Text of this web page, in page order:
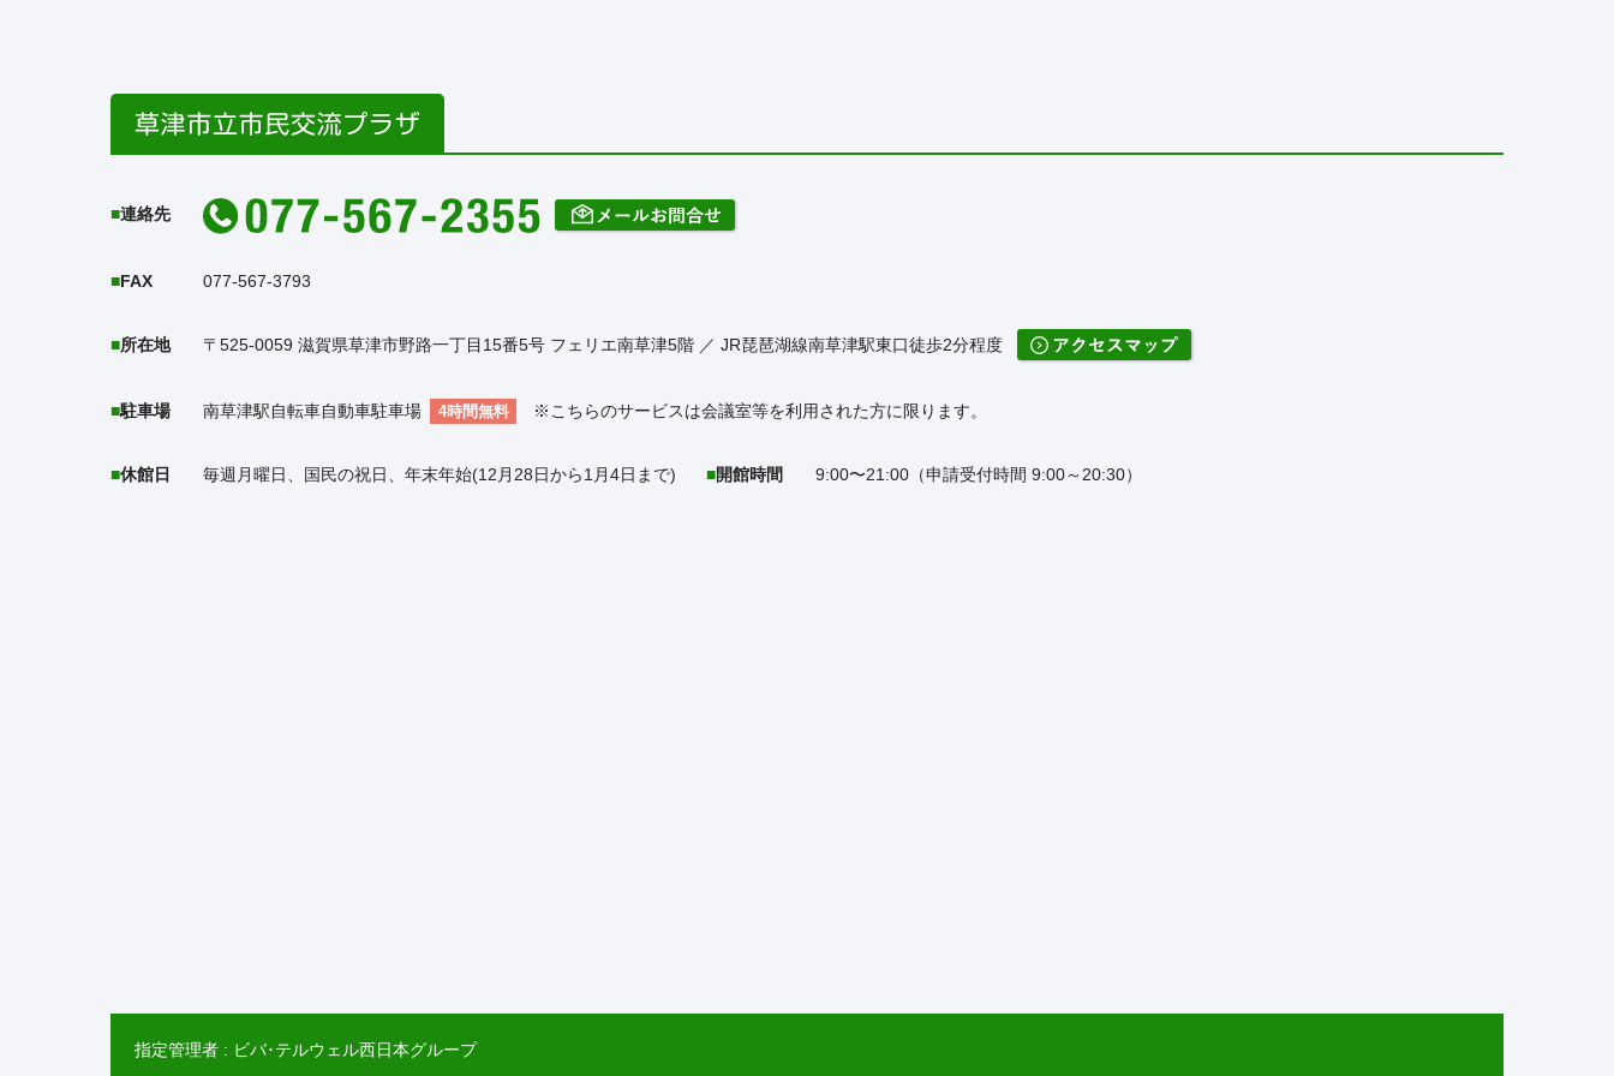
連絡先
FAX 077-567-3793
所在地 〒525-0059 滋賀県草津市野路一丁目15番5号 フェリエ南草津5階 ／ JR琵琶湖線南草津駅東口徒歩2分程度
駐車場 南草津駅自転車自動車駐車場 4時間無料 ※こちらのサービスは会議室等を利用された方に限ります。
休館日 毎週月曜日、国民の祝日、年末年始(12月28日から1月4日まで) 開館時間 9:00〜21:00（申請受付時間 9:00～20:30）
指定管理者 : ビバ･テルウェル西日本グループ